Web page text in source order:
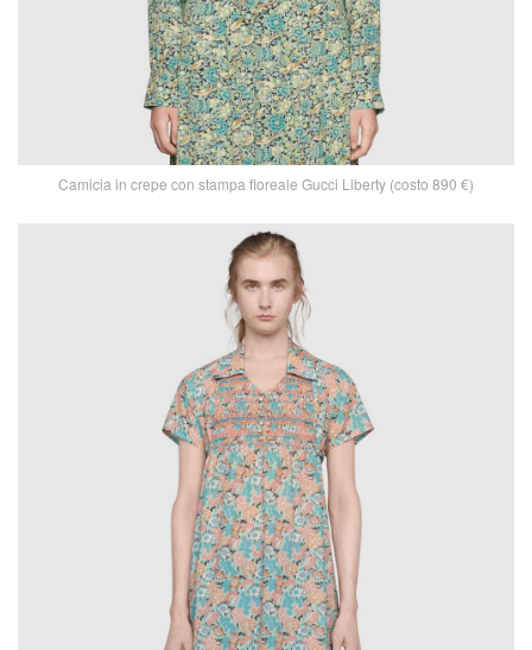
Camicia in crepe con stampa floreale Gucci Liberty (costo 890 €)